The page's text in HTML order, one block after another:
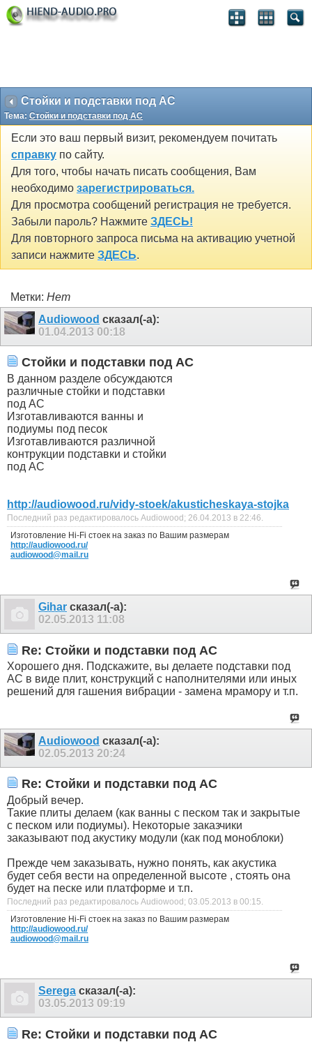
Стойки и подставки под АС
Тема: Стойки и подставки под АС
Если это ваш первый визит, рекомендуем почитать
справку по сайту.
Для того, чтобы начать писать сообщения, Вам
необходимо зарегистрироваться.
Для просмотра сообщений регистрация не требуется.
Забыли пароль? Нажмите ЗДЕСЬ!
Для повторного запроса письма на активацию учетной
записи нажмите ЗДЕСЬ.
Метки: Нет
Audiowood сказал(-а):
01.04.2013 00:18
Стойки и подставки под АС
В данном разделе обсуждаются
различные стойки и подставки
под АС
Изготавливаются ванны и
подиумы под песок
Изготавливаются различной
контрукции подставки и стойки
под АС
http://audiowood.ru/vidy-stoek/akusticheskaya-stojka
Последний раз редактировалось Audiowood; 26.04.2013 в 22:46.
Изготовление Hi-Fi стоек на заказ по Вашим размерам
http://audiowood.ru/
audiowood@mail.ru
Gihar сказал(-а):
02.05.2013 11:08
Re: Стойки и подставки под АС
Хорошего дня. Подскажите, вы делаете подставки под
АС в виде плит, конструкций с наполнителями или иных
решений для гашения вибрации - замена мрамору и т.п.
Audiowood сказал(-а):
02.05.2013 20:24
Re: Стойки и подставки под АС
Добрый вечер.
Такие плиты делаем (как ванны с песком так и закрытые
с песком или подиумы). Некоторые заказчики
заказывают под акустику модули (как под моноблоки)
Прежде чем заказывать, нужно понять, как акустика
будет себя вести на определенной высоте , стоять она
будет на песке или платформе и т.п.
Последний раз редактировалось Audiowood; 03.05.2013 в 00:15.
Изготовление Hi-Fi стоек на заказ по Вашим размерам
http://audiowood.ru/
audiowood@mail.ru
Serega сказал(-а):
03.05.2013 09:19
Re: Стойки и подставки под АС